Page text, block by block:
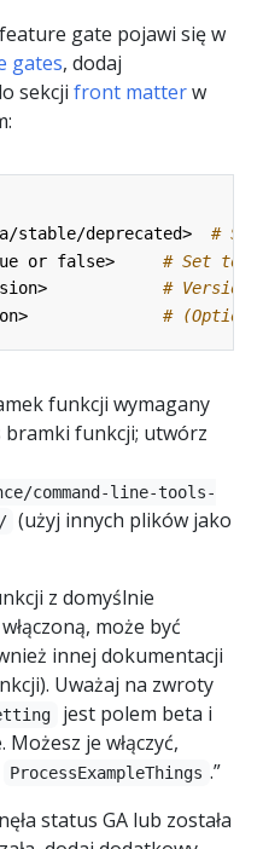
gate pojawi się w
gates, dodaj
sekcji front matterw
stable/deprecated>
#
or false>
# Set to
# Version
#
funkcji wymagany
funkcji; utwórz
command-line-tools-
(użyj innych plików jako
z domyślnie
może być
innej dokumentacji
Uważaj na zwroty
jest polem beta i
je włączyć,
ProcessExampleThings .”
status GA lub została